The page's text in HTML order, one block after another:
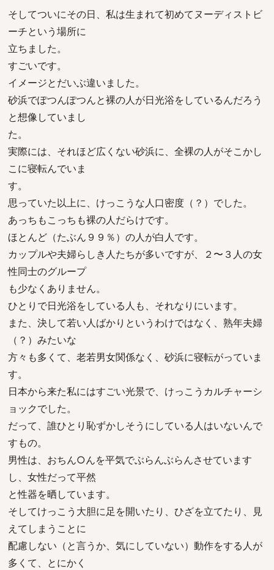
そしてついにその日、私は生まれて初めてヌーディストビ
ーチという場所に
立ちました。
すごいです。
イメージとだいぶ違いました。
砂浜でぽつんぽつんと裸の人が日光浴をしているんだろう
と想像していまし
た。
実際には、それほど広くない砂浜に、全裸の人がそこかし
こに寝転んでいま
す。
思っていた以上に、けっこうな人口密度（？）でした。
あっちもこっちも裸の人だらけです。
ほとんど（たぶん９９％）の人が白人です。
カップルや夫婦らしき人たちが多いですが、２〜３人の女
性同士のグループ
も少なくありません。
ひとりで日光浴をしている人も、それなりにいます。
また、決して若い人ばかりというわけではなく、熟年夫婦
（？）みたいな
方々も多くて、老若男女関係なく、砂浜に寝転がっていま
す。
日本から来た私にはすごい光景で、けっこうカルチャーシ
ョックでした。
だって、誰ひとり恥ずかしそうにしている人はいないんで
すもの。
男性は、おちん○んを平気でぶらんぶらんさせています
し、女性だって平然
と性器を晒しています。
そしてけっこう大胆に足を開いたり、ひざを立てたり、見
えてしまうことに
配慮しない（と言うか、気にしていない）動作をする人が
多くて、とにかく